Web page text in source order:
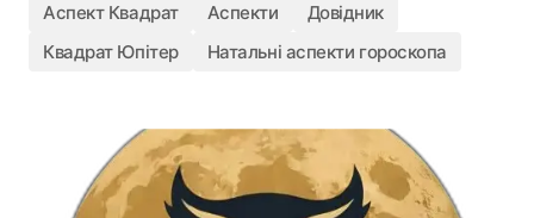
Аспект Квадрат Аспекти
Довідник
Квадрат Юпітер
Натальні аспекти гороскопа